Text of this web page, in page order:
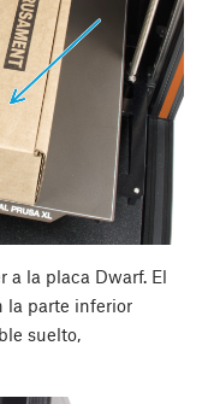
a la placa Dwarf. El
la parte inferior
suelto,